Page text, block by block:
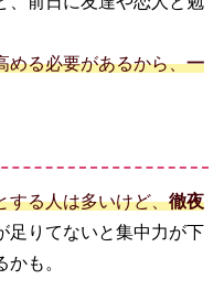
める必要があるから、一
する人は多いけど、徹夜
足りてないと集中力が下
も。